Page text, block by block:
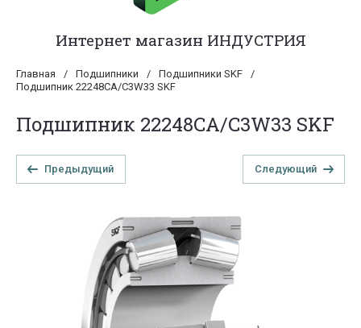
Интернет магазин ИНДУСТРИЯ
Главная / Подшипники / Подшипники SKF
/
Подшипник 22248CA/C3W33 SKF
Подшипник 22248CA/C3W33 SKF
Предыдущий Следующий